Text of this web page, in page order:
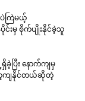
ပဲကြဲမယ့်
းမှ စိုက်ပျိုးနိုင်ခဲ့သူ
ပြီး နောက်ကျမှ
ာ့ကျနိုင်တယ်ဆိုတဲ့